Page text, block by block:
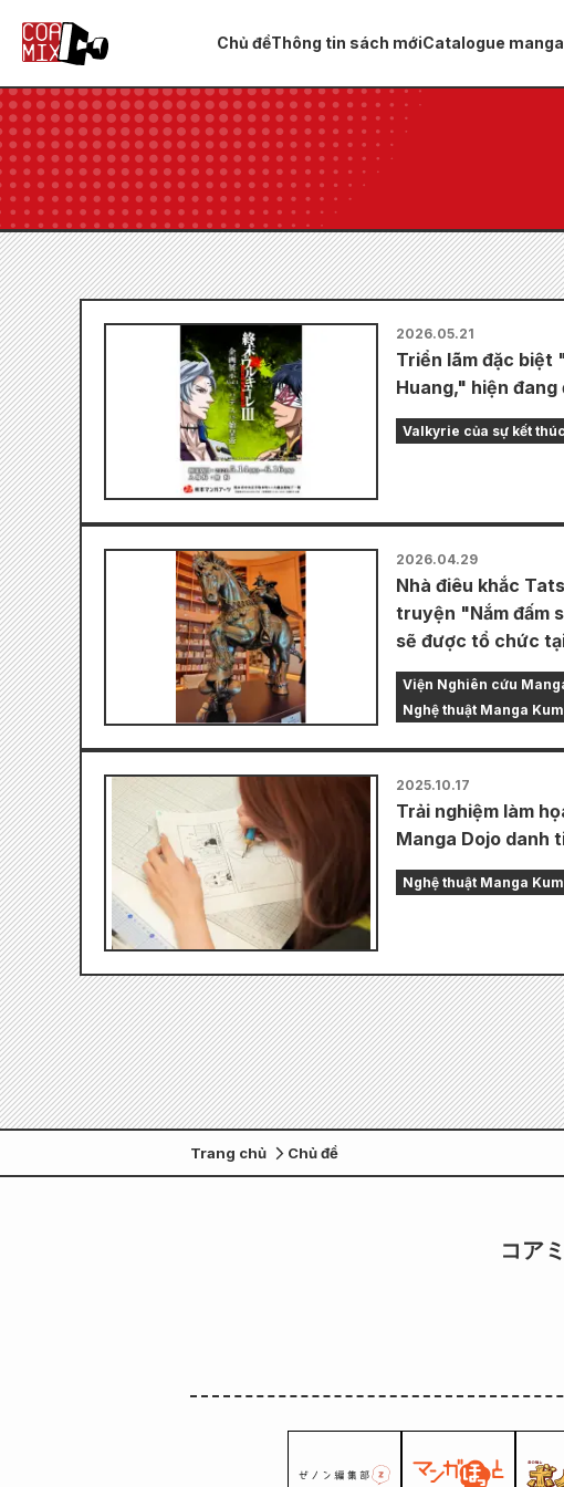
Chủ đềThông tin sách mớiCatalogue manga
2026.05.21
Triển lãm đặc biệt
Huang," hiện
Valkyrie của sự kết thúc
2026.04.29
Nhà điêu khắc
truyện "Nắm đấm
sẽ được tổ chức
Viện Nghiên cứu
Nghệ thuật Manga
2025.10.17
Trải nghiệm làm
Manga Dojo danh
Nghệ thuật Manga
Trang chủ Chủ đề
コア